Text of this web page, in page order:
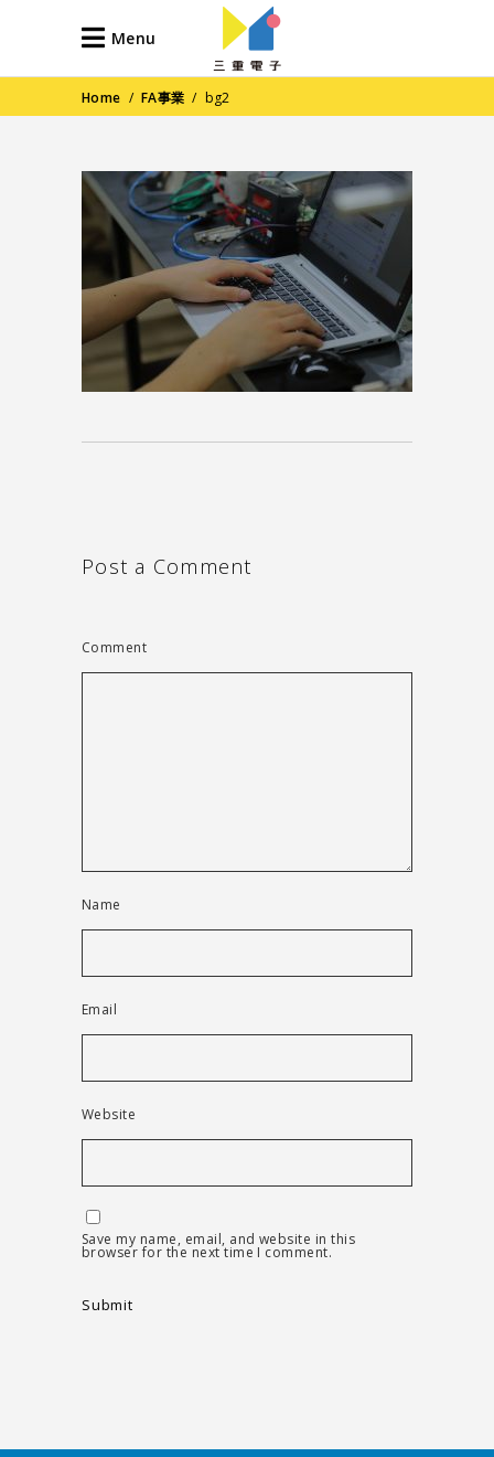
Menu
Home / FA事業 / bg2
Post a Comment
Comment
Name
Email
Website
Save my name, email, and website in this
browser for the next time I comment.